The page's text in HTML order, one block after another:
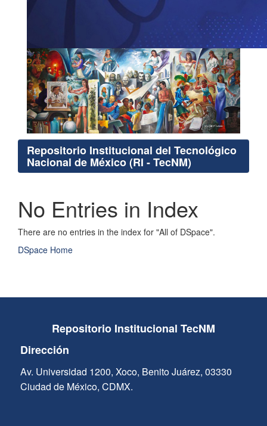
Repositorio Institucional del Tecnológico
Nacional de México (RI - TecNM)
No Entries in Index
There are no entries in the index for "All of DSpace".
DSpace Home
Repositorio Institucional TecNM
Dirección
Av. Universidad 1200, Xoco, Benito Juárez, 03330
Ciudad de México, CDMX.